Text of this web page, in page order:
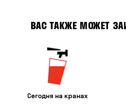
ВАС ТАКЖЕ МОЖЕТ
Сегодня на кранах